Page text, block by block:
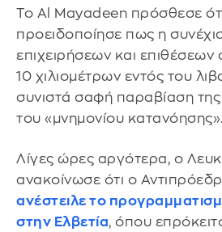
Το Al Mayadeen πρόσθεσε
προειδοποίησε πως η
επιχειρήσεων και
10 χιλιομέτρων εντός του
συνιστά σαφή παραβίαση
του «μνημονίου κατανόησης».
Λίγες ώρες αργότερα, ο
ανακοίνωσε ότι ο
ανέστειλε το
στην Ελβετία, όπου